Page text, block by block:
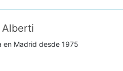
Alberti
en Madrid desde 1975